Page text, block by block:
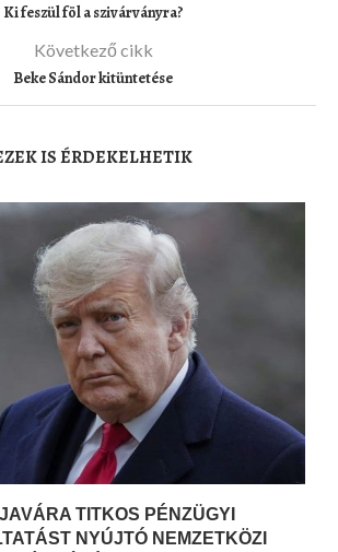
Ki feszül föl a szivárványra?
Következő cikk
Beke Sándor kitüntetése
IS ÉRDEKELHETIK
JAVÁRA TITKOS PÉNZÜGYI
NYÚJTÓ NEMZETKÖZI